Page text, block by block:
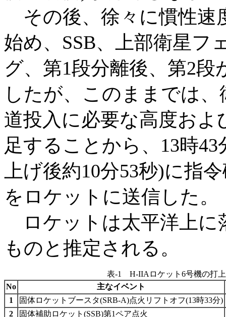
その後、徐々に慣性速
始め、SSB、上部衛星フ
グ、第1段分離後、第2段
したが、このままでは、
道投入に必要な高度およ
足することから、13時43
上げ後約10分53秒)に指
をロケットに送信した。
ロケットは太平洋上に
ものと推定される。
表-1 H-IIAロケット6号機の打
No
主なイベント
1
固体ロケットブースタ(SRB-A)点火リフトオフ(13時33分)
2
固体補助ロケット(SSB)第1ペア点火